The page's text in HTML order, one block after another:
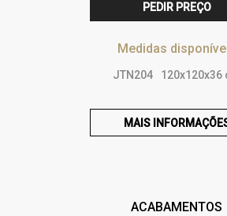
PEDIR PREÇO
Medidas
JTN204 120x120x36
MAIS
ACABAMENTOS